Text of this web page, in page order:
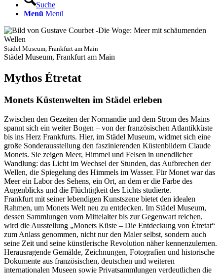
Suche
Menü Menü
Städel Museum, Frankfurt am Main
Städel Museum, Frankfurt am Main
Mythos Étretat
Monets Küstenwelten im Städel erleben
Zwischen den Gezeiten der Normandie und dem Strom des Mains
spannt sich ein weiter Bogen – von der französischen Atlantikküste
bis ins Herz Frankfurts. Hier, im Städel Museum, widmet sich eine
große Sonderausstellung den faszinierenden Küstenbildern Claude
Monets. Sie zeigen Meer, Himmel und Felsen in unendlicher
Wandlung: das Licht im Wechsel der Stunden, das Aufbrechen der
Wellen, die Spiegelung des Himmels im Wasser. Für Monet war das
Meer ein Labor des Sehens, ein Ort, an dem er die Farbe des
Augenblicks und die Flüchtigkeit des Lichts studierte.
Frankfurt mit seiner lebendigen Kunstszene bietet den idealen
Rahmen, um Monets Welt neu zu entdecken. Im Städel Museum,
dessen Sammlungen vom Mittelalter bis zur Gegenwart reichen,
wird die Ausstellung „Monets Küste – Die Entdeckung von Étretat“
zum Anlass genommen, nicht nur den Maler selbst, sondern auch
seine Zeit und seine künstlerische Revolution näher kennenzulernen.
Herausragende Gemälde, Zeichnungen, Fotografien und historische
Dokumente aus französischen, deutschen und weiteren
internationalen Museen sowie Privatsammlungen verdeutlichen die